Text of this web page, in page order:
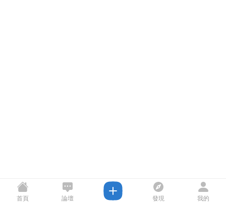
首頁 論壇 發現 我的